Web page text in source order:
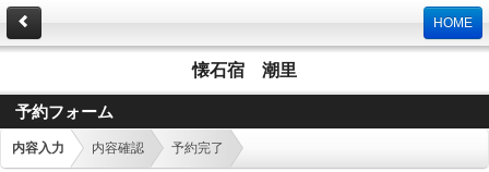
HOME
懐石宿 潮里
予約フォーム
内容入力 内容確認 予約完了